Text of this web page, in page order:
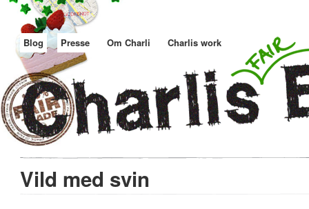
Blog Presse Om Charli Charlis work
Vild med svin